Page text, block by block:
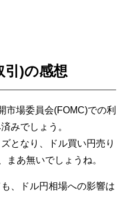
引)の感想
市場委員会(FOMC)での利
みでしょう。
となり、ドル買い円売り
まあ無いでしょうね。
、ドル円相場への影響は